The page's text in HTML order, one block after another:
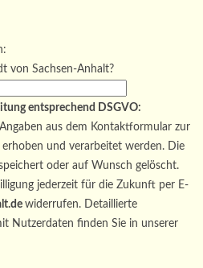
von Sachsen-Anhalt?
entsprechend DSGVO:
aus dem Kontaktformular zur
und verarbeitet werden. Die
oder auf Wunsch gelöscht.
jederzeit für die Zukunft per E-
widerrufen. Detaillierte
Nutzerdaten finden Sie in unserer